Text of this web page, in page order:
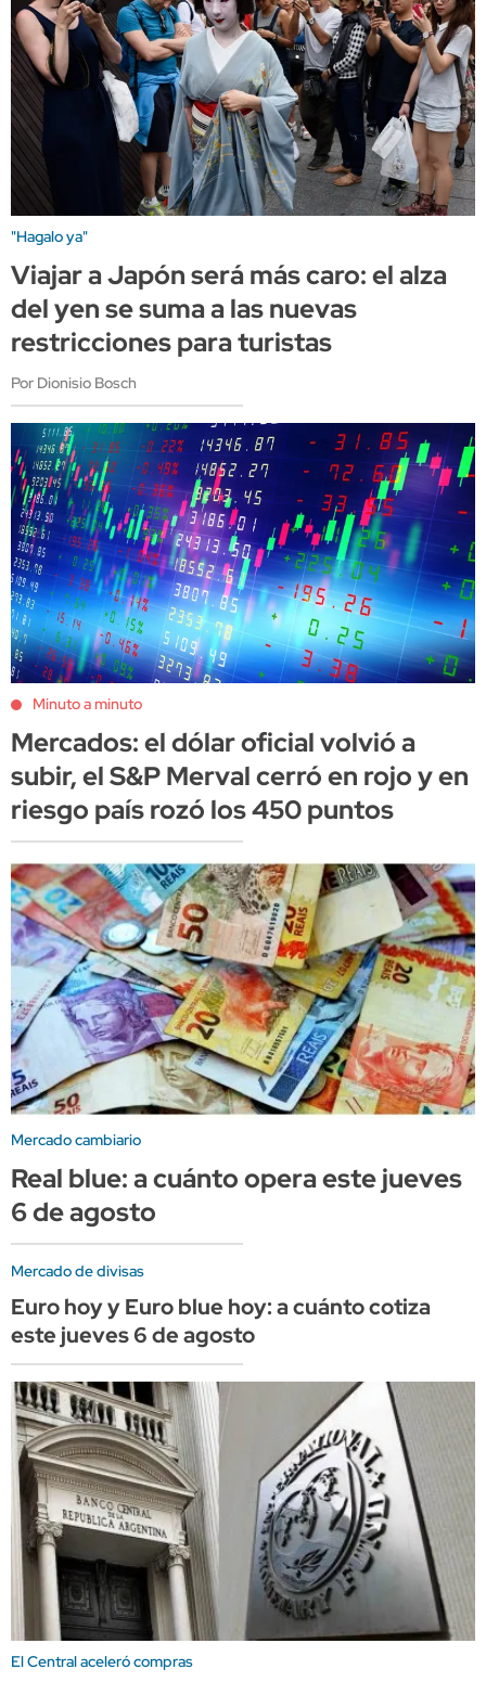
"Hagalo ya"
Viajar a Japón será más caro: el alza
del yen se suma a las nuevas
restricciones para turistas
Por Dionisio Bosch
Minuto a minuto
Mercados: el dólar oficial volvió a
subir, el S&P Merval cerró en rojo y en
riesgo país rozó los 450 puntos
Mercado cambiario
Real blue: a cuánto opera este jueves
6 de agosto
Mercado de divisas
Euro hoy y Euro blue hoy: a cuánto cotiza
este jueves 6 de agosto
El Central aceleró compras